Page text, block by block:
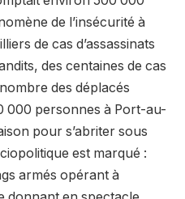
de l’insécurité à
de cas d’assassinats
des centaines de cas
des déplacés
000 personnes à Port-au-
pour s’abriter sous
est marqué :
armés opérant à